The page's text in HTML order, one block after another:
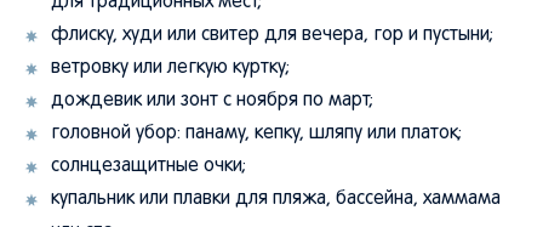
флиску, худи или свитер для вечера, гор и пустыни;
ветровку или легкую куртку;
дождевик или зонт с ноября по март;
головной убор: панаму, кепку, шляпу или платок;
солнцезащитные очки;
купальник или плавки для пляжа, бассейна, хаммама
или спа;